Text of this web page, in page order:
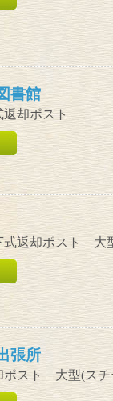
書館
却ポスト
返却ポスト 大
張所
ポスト 大型(スチ